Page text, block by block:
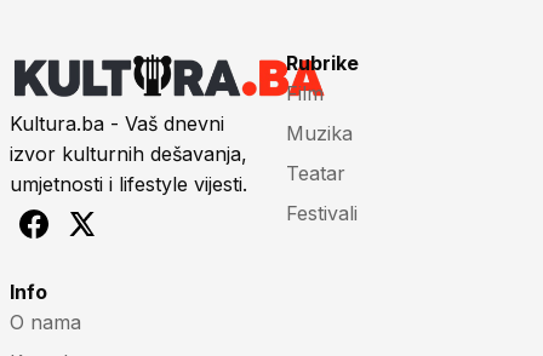
Kultura.ba - Vaš dnevni
izvor kulturnih dešavanja,
umjetnosti i lifestyle vijesti.
Rubrike
Film
Muzika
Teatar
Festivali
Info
O nama